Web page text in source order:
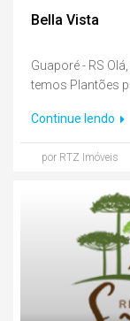
Bella Vista
Guaporé - RS
temos Plantões
Continue lendo
por RTZ Imóveis